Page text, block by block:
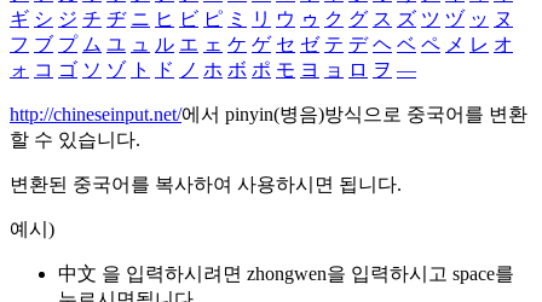
ギ シ ジ チ ヂ ニ ヒ ビ ピ ミ リ ウ ゥ ク グ ス ズ ツ ヅ ッ ヌ
フ ブ プ ム ユ ュ ル エ ェ ケ ゲ セ ゼ テ デ ヘ ベ ペ メ レ オ
ォ コ ゴ ソ ゾ ト ド ノ ホ ボ ポ モ ヨ ョ ロ ヲ ―
http://chineseinput.net/에서 pinyin(병음)방식으로 중국어를 변환
할 수 있습니다.
변환된 중국어를 복사하여 사용하시면 됩니다.
예시)
中文 을 입력하시려면 zhongwen을 입력하시고 space를